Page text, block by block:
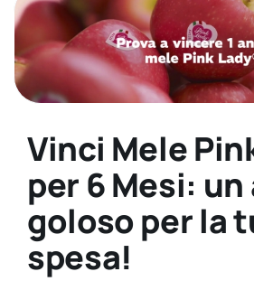
Vinci Mele
per 6 Mesi:
goloso per la
spesa!